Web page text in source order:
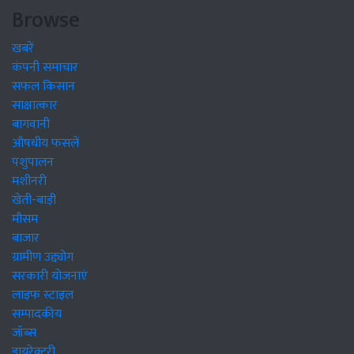
Browse
खबरें
कंपनी समाचार
सफल किसान
साक्षात्कार
बागवानी
औषधीय फसलें
पशुपालन
मशीनरी
खेती-बाड़ी
मौसम
बाजार
ग्रामीण उद्द्योग
सरकारी योजनाएं
लाइफ स्टाइल
सम्पादकीय
जॉब्स